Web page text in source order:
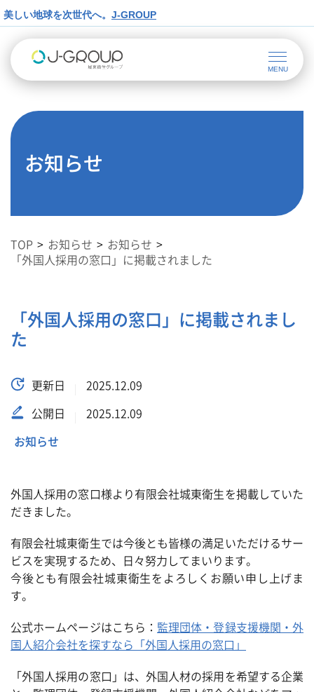
美しい地球を次世代へ。 J-GROUP
お知らせ
TOP お知らせ
お知らせ
「外国人採用の窓口」に掲載されました
「外国人採用の窓口」に掲載されまし
た
更新日 2025.12.09
公開日 2025.12.09
お知らせ
外国人採用の窓口様より有限会社城東衛生を掲載していた
だきました。
有限会社城東衛生では今後とも皆様の満足いただけるサー
ビスを実現するため、日々努力してまいります。
今後とも有限会社城東衛生をよろしくお願い申し上げま
す。
公式ホームページはこちら： 監理団体・登録支援機関・外
国人紹介会社を探すなら「外国人採用の窓口」
「外国人採用の窓口」は、外国人材の採用を希望する企業